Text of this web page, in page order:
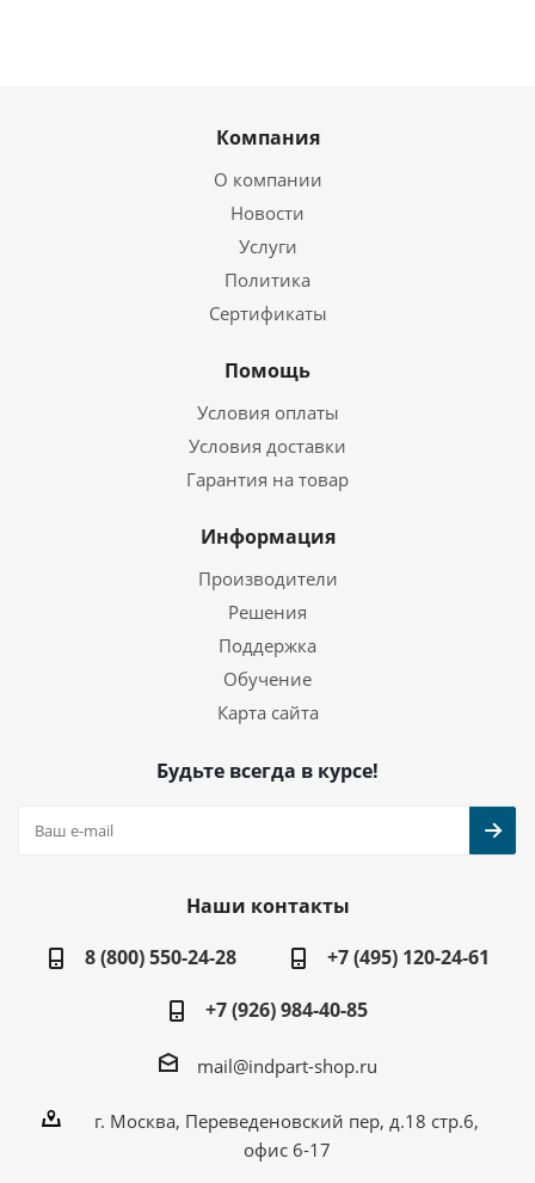
Компания
О компании
Новости
Услуги
Политика
Сертификаты
Помощь
Условия оплаты
Условия доставки
Гарантия на товар
Информация
Производители
Решения
Поддержка
Обучение
Карта сайта
Будьте всегда в курсе!
Наши контакты
8 (800) 550-24-28
+7 (495) 120-24-61
+7 (926) 984-40-85
mail@indpart-shop.ru
г. Москва, Переведеновский пер, д.18 стр.6,
офис 6-17